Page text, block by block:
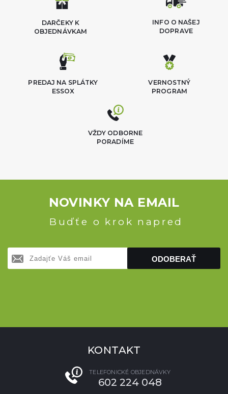
DARČEKY K
OBJEDNÁVKAM
INFO O NAŠEJ
DOPRAVE
VERNOSTNÝ
PROGRAM
PREDAJ NA SPLÁTKY
ESSOX
VŽDY ODBORNE
PORADÍME
NOVINKY NA EMAIL
Buďťe o krok napred
ODOBERAŤ
KONTAKT
TELEFONICKÉ OBJEDNÁVKY
602 224 048